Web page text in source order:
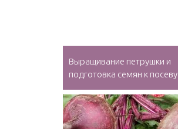
Выращивание петрушки и
подготовка семян к посеву